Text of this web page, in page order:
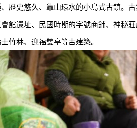
歷史悠久、靠山環水的小島式古鎮。
會館遺址、民國時期的字號商鋪、神秘
竹林、迎福雙亭等古建築。